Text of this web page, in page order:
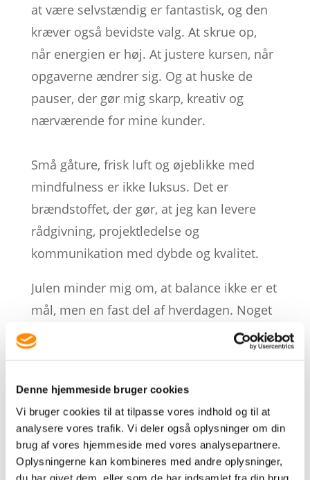
Denne hjemmeside bruger cookies
Vi bruger cookies til at tilpasse vores indhold og til at
analysere vores trafik. Vi deler også oplysninger om din
brug af vores hjemmeside med vores analysepartnere.
Oplysningerne kan kombineres med andre oplysninger,
du har givet dem, eller som de har indsamlet fra din brug
at være selvstændig er fantastisk, og den
kræver også bevidste valg. At skrue op,
når energien er høj. At justere kursen, når
opgaverne ændrer sig. Og at huske de
pauser, der gør mig skarp, kreativ og
nærværende for mine kunder.
Små gåture, frisk luft og øjeblikke med
mindfulness er ikke luksus. Det er
brændstoffet, der gør, at jeg kan levere
rådgivning, projektledelse og
kommunikation med dybde og kvalitet.
Julen minder mig om, at balance ikke er et
mål, men en fast del af hverdagen. Noget
vi skaber, justerer og øver os på hver
eneste dag.
Mit håb er, at du også finder dine små
åndehuller i december og tager dem med
ind i det nye år.
Glædelig 1. december.